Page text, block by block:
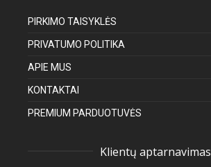
PIRKIMO TAISYKLĖS
PRIVATUMO POLITIKA
APIE MUS
KONTAKTAI
PREMIUM PARDUOTUVĖS
Klientų aptarnavimas